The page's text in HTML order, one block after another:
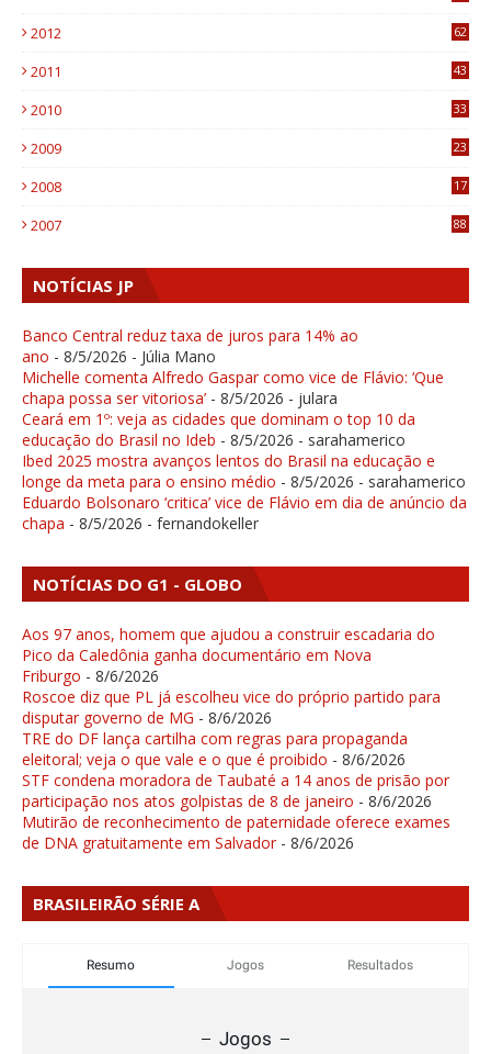
2012
62
2011
43
2010
33
2009
23
2008
17
2007 88
NOTÍCIAS JP
Banco Central reduz taxa de juros para 14% ao
ano - 8/5/2026 - Júlia Mano
Michelle comenta Alfredo Gaspar como vice de Flávio: ‘Que
chapa possa ser vitoriosa’ - 8/5/2026 - julara
Ceará em 1º: veja as cidades que dominam o top 10 da
educação do Brasil no Ideb - 8/5/2026 - sarahamerico
Ibed 2025 mostra avanços lentos do Brasil na educação e
longe da meta para o ensino médio - 8/5/2026 - sarahamerico
Eduardo Bolsonaro ‘critica’ vice de Flávio em dia de anúncio da
chapa - 8/5/2026 - fernandokeller
NOTÍCIAS DO G1 - GLOBO
Aos 97 anos, homem que ajudou a construir escadaria do
Pico da Caledônia ganha documentário em Nova
Friburgo - 8/6/2026
Roscoe diz que PL já escolheu vice do próprio partido para
disputar governo de MG - 8/6/2026
TRE do DF lança cartilha com regras para propaganda
eleitoral; veja o que vale e o que é proibido - 8/6/2026
STF condena moradora de Taubaté a 14 anos de prisão por
participação nos atos golpistas de 8 de janeiro - 8/6/2026
Mutirão de reconhecimento de paternidade oferece exames
de DNA gratuitamente em Salvador - 8/6/2026
BRASILEIRÃO SÉRIE A
Resumo Jogos Resultados
Jogos